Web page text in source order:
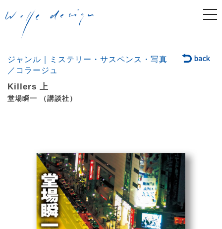
ジャンル｜ミステリー・サスペンス・写真
／コラージュ
Killers 上
堂場瞬一 （講談社）